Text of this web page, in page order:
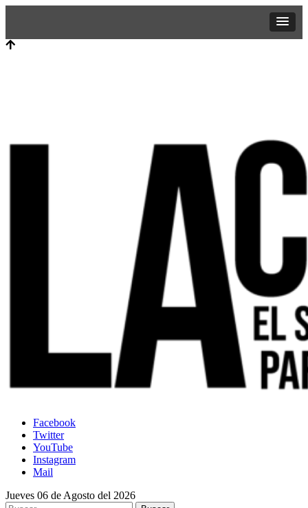
Facebook
Twitter
YouTube
Instagram
Mail
Jueves 06 de Agosto del 2026